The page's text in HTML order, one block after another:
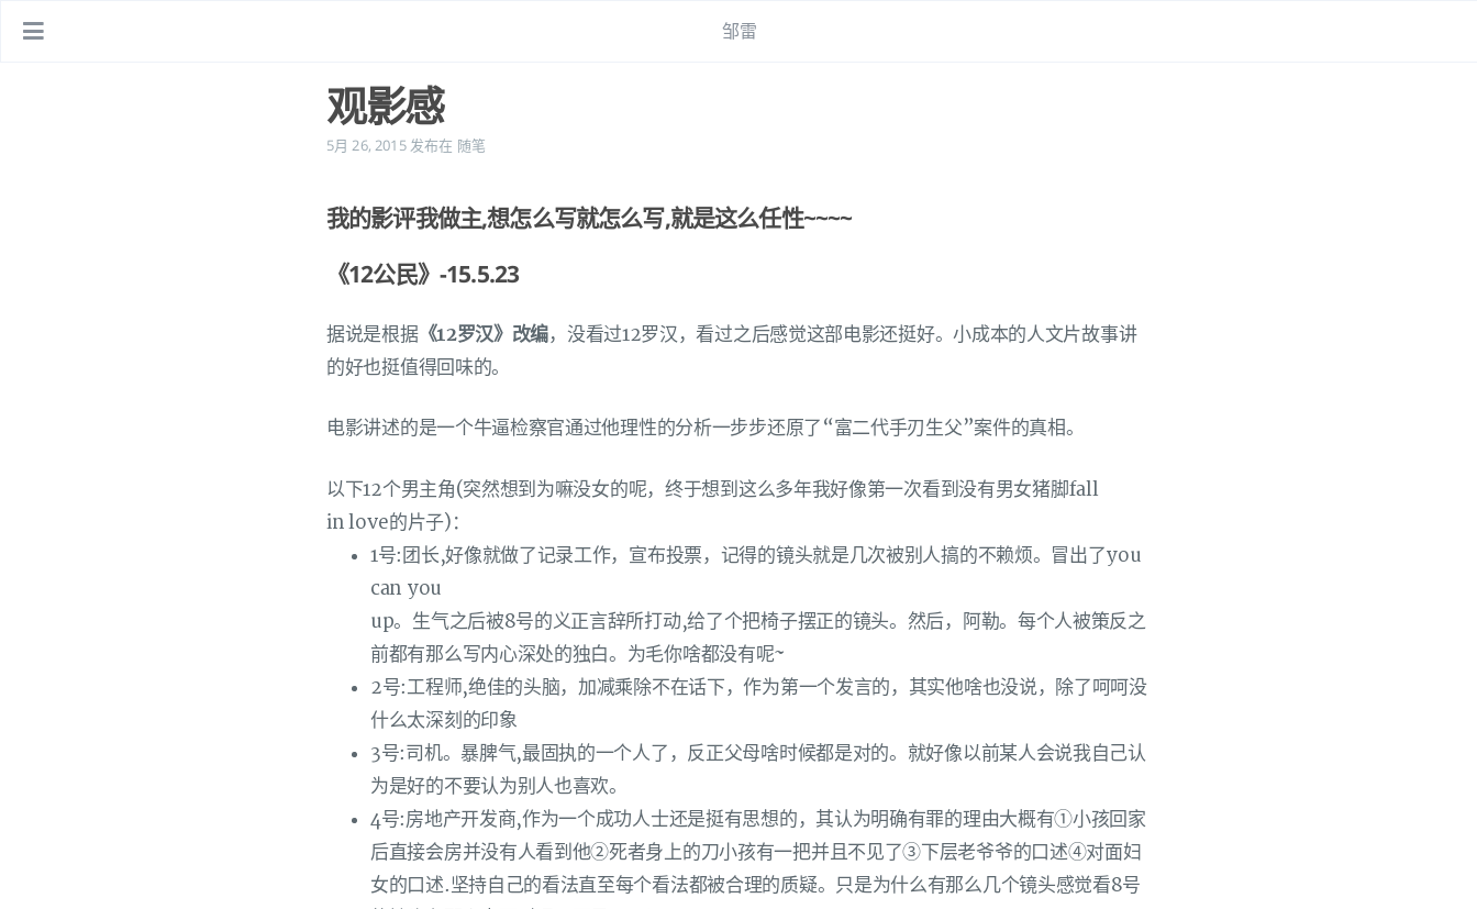
邹雷
观影感
5月 26, 2015 发布在 随笔
我的影评我做主,想怎么写就怎么写,就是这么任性~~~~
《12公民》-15.5.23
据说是根据《12罗汉》改编，没看过12罗汉，看过之后感觉这部电影还挺好。小成本的人文片故事讲
的好也挺值得回味的。
电影讲述的是一个牛逼检察官通过他理性的分析一步步还原了“富二代手刃生父”案件的真相。
以下12个男主角(突然想到为嘛没女的呢，终于想到这么多年我好像第一次看到没有男女猪脚fall
in love的片子)：
1号:团长,好像就做了记录工作，宣布投票，记得的镜头就是几次被别人搞的不赖烦。冒出了you
can you
up。生气之后被8号的义正言辞所打动,给了个把椅子摆正的镜头。然后，阿勒。每个人被策反之
前都有那么写内心深处的独白。为毛你啥都没有呢~
2号:工程师,绝佳的头脑，加减乘除不在话下，作为第一个发言的，其实他啥也没说，除了呵呵没
什么太深刻的印象
3号:司机。暴脾气,最固执的一个人了，反正父母啥时候都是对的。就好像以前某人会说我自己认
为是好的不要认为别人也喜欢。
4号:房地产开发商,作为一个成功人士还是挺有思想的，其认为明确有罪的理由大概有①小孩回家
后直接会房并没有人看到他②死者身上的刀小孩有一把并且不见了③下层老爷爷的口述④对面妇
女的口述.坚持自己的看法直至每个看法都被合理的质疑。只是为什么有那么几个镜头感觉看8号